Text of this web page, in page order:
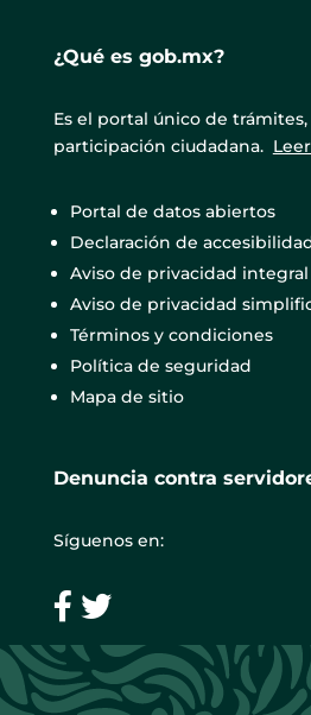
¿Qué es gob.mx?
Es el portal único de
participación ciudadana.
Portal de datos abiertos
Declaración de
Aviso de privacidad integral
Aviso de privacidad
Términos y condiciones
Política de seguridad
Mapa de sitio
Denuncia contra
Síguenos en: